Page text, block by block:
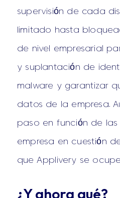
supervisión de cada
limitado hasta
de nivel empresarial
y suplantación de
malware y garantizar
datos de la empresa.
paso en función de
empresa en cuestión
que Applivery se
¿Y ahora qué?